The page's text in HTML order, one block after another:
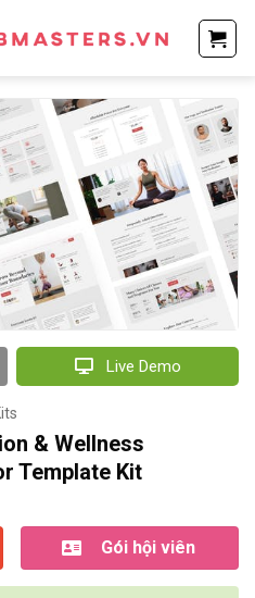
Live Demo
& Wellness
Template Kit
Gói hội viên